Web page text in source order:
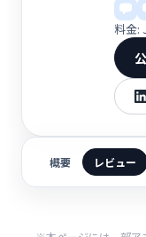
料金:
概要 レビュー